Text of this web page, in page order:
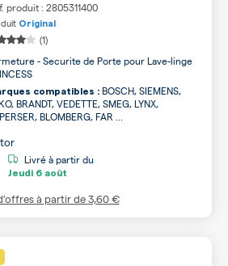
produit : 2805311400
Original
(1)
- Securite de Porte pour Lave-linge
compatibles : BOSCH, SIEMENS,
BRANDT, VEDETTE, SMEG, LYNX,
BLOMBERG, FAR ...
Livré à partir du
Jeudi 6 août
à partir de3,60 €